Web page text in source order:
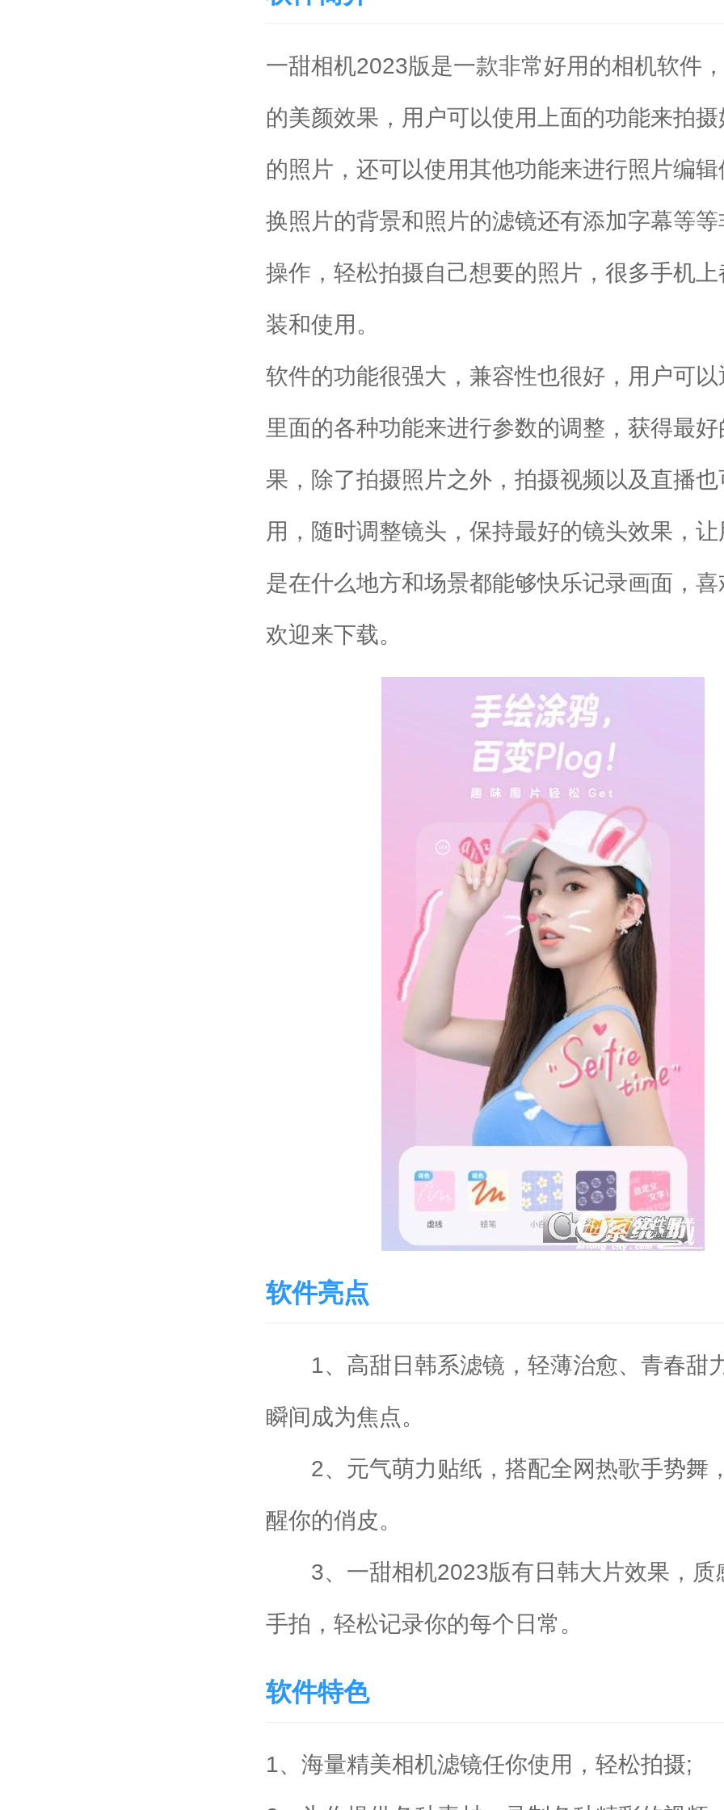
一甜相机2023版是一款非常好用的相机软件
的美颜效果，用户可以使用上面的功能来拍
的照片，还可以使用其他功能来进行照片编
换照片的背景和照片的滤镜还有添加字幕等
操作，轻松拍摄自己想要的照片，很多手机
装和使用。
软件的功能很强大，兼容性也很好，用户可
里面的各种功能来进行参数的调整，获得最
果，除了拍摄照片之外，拍摄视频以及直播
用，随时调整镜头，保持最好的镜头效果，
是在什么地方和场景都能够快乐记录画面，
欢迎来下载。
软件亮点
1、高甜日韩系滤镜，轻薄治愈、青春甜
瞬间成为焦点。
2、元气萌力贴纸，搭配全网热歌手势舞
醒你的俏皮。
3、一甜相机2023版有日韩大片效果，质
手拍，轻松记录你的每个日常。
软件特色
1、海量精美相机滤镜任你使用，轻松拍摄;